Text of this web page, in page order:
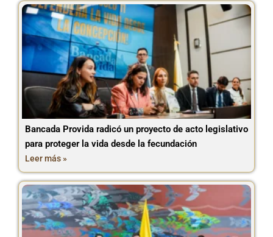
Bancada Provida radicó un proyecto de acto legislativo
para proteger la vida desde la fecundación
Leer más »